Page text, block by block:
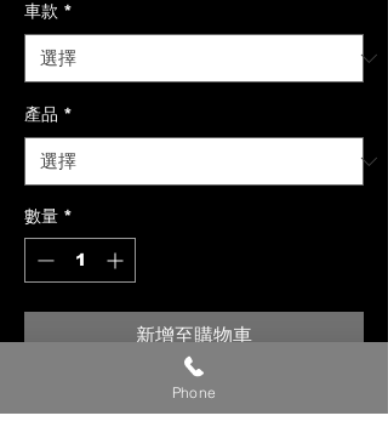
車款 *
產品 *
數量 *
新增至購物車
Phone